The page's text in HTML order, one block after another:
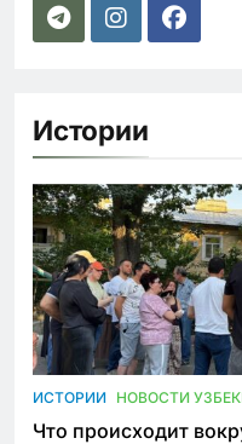
Истории
ИСТОРИИ НОВОСТИ
Что происходит